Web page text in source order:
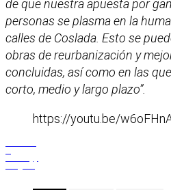
de que nuestra apuesta por
personas se plasma en la
calles de Coslada. Esto se
obras de reurbanización y
concluidas, así como en las
corto, medio y largo plazo”.
https://youtu.be/